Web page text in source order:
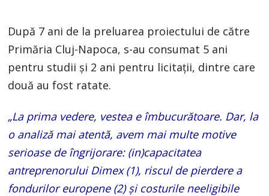
După 7 ani de la preluarea proiectului de către
Primăria Cluj-Napoca, s-au consumat 5 ani
pentru studii și 2 ani pentru licitații, dintre care
două au fost ratate.
„La prima vedere, vestea e îmbucurătoare. Dar, la
o analiză mai atentă, avem mai multe motive
serioase de îngrijorare: (in)capacitatea
antreprenorului Dimex (1), riscul de pierdere a
fondurilor europene (2) și costurile neeligibile